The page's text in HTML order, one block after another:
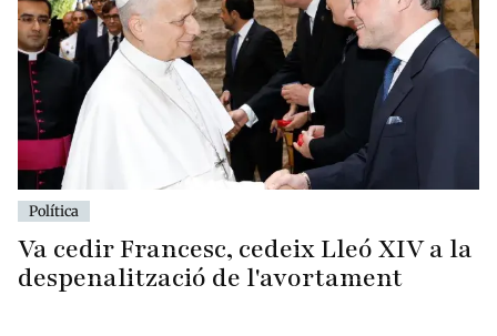
Política
Va cedir Francesc, cedeix Lleó XIV a la
despenalització de l'avortament